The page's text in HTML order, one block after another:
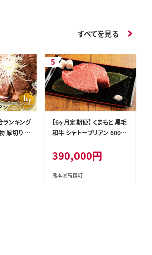
すべてを見る
ンキング
厚切り 牛
塩味 [牛
位 タン中
小分け
【6ヶ月定期便】 くまもと 黒毛
和牛 シャトーブリアン 600g
お肉 ステーキ
390,000円
熊本県高森町